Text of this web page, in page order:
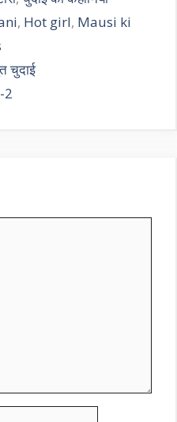
, Hot girl, Mausi ki
चुदाई
2